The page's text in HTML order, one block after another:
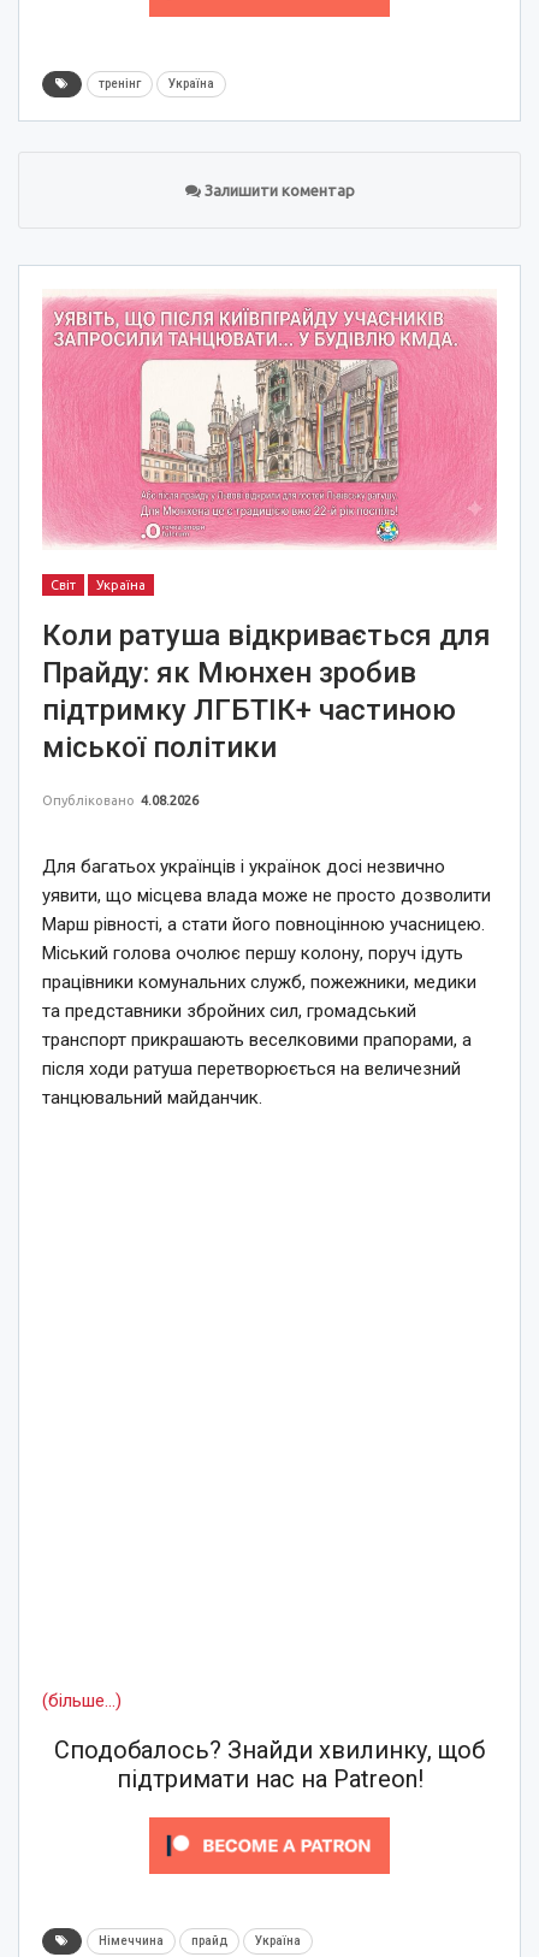
тренінг Україна
Залишити коментар
Світ Україна
Коли ратуша відкривається для
Прайду: як Мюнхен зробив
підтримку ЛГБТІК+ частиною
міської політики
Опубліковано 4.08.2026
Для багатьох українців і українок досі незвично
уявити, що місцева влада може не просто дозволити
Марш рівності, а стати його повноцінною учасницею.
Міський голова очолює першу колону, поруч ідуть
працівники комунальних служб, пожежники, медики
та представники збройних сил, громадський
транспорт прикрашають веселковими прапорами, а
після ходи ратуша перетворюється на величезний
танцювальний майданчик.
(більше…)
Сподобалось? Знайди хвилинку, щоб
підтримати нас на Patreon!
Німеччина прайд Україна